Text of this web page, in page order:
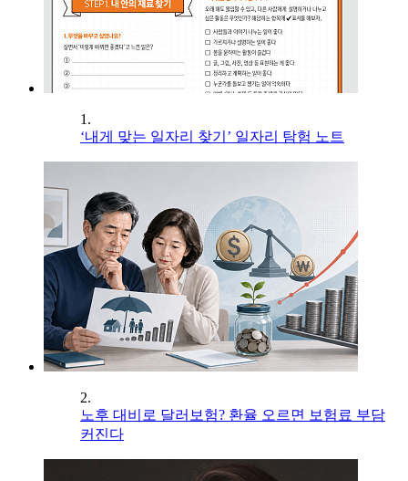
1.
‘내게 맞는 일자리 찾기’ 일자리 탐험 노트
2.
노후 대비로 달러보험? 환율 오르면 보험료 부담
커진다